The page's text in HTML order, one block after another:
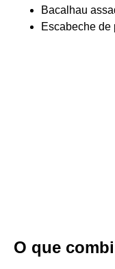
Bacalhau
Escabeche de
O que